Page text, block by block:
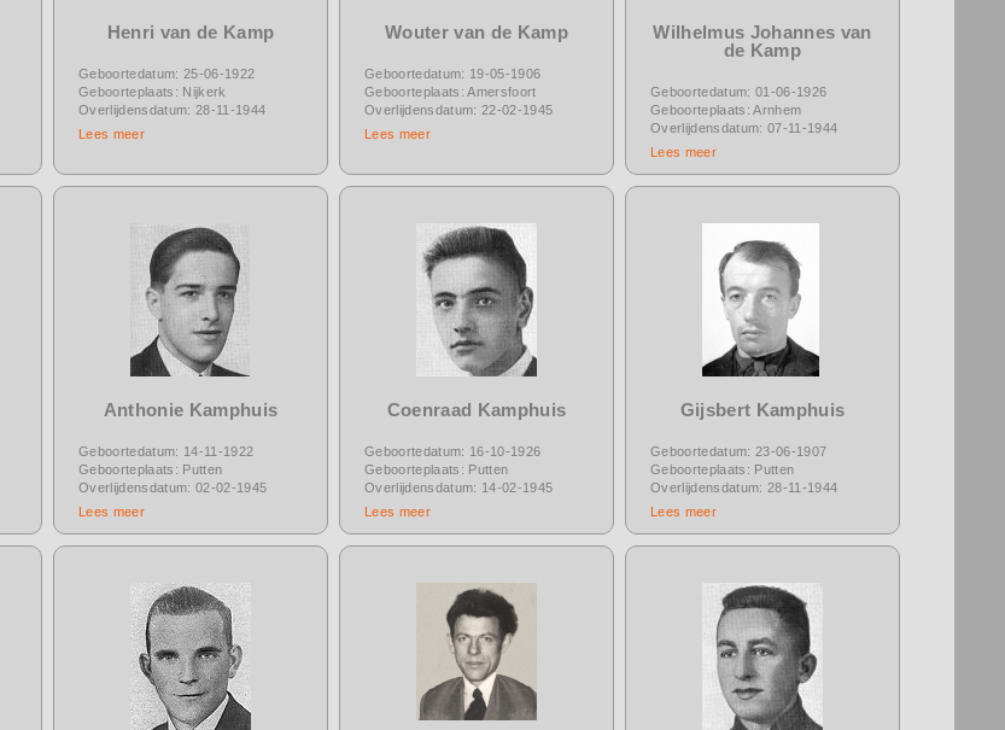
Henri van de Kamp
Geboortedatum: 25-06-1922
Geboorteplaats: Nijkerk
Overlijdensdatum: 28-11-1944
Lees meer
Wouter van de Kamp
Geboortedatum: 19-05-1906
Geboorteplaats: Amersfoort
Overlijdensdatum: 22-02-1945
Lees meer
Wilhelmus Johannes van
de Kamp
Geboortedatum: 01-06-1926
Geboorteplaats: Arnhem
Overlijdensdatum: 07-11-1944
Lees meer
Anthonie Kamphuis
Geboortedatum: 14-11-1922
Geboorteplaats: Putten
Overlijdensdatum: 02-02-1945
Lees meer
Coenraad Kamphuis
Geboortedatum: 16-10-1926
Geboorteplaats: Putten
Overlijdensdatum: 14-02-1945
Lees meer
Gijsbert Kamphuis
Geboortedatum: 23-06-1907
Geboorteplaats: Putten
Overlijdensdatum: 28-11-1944
Lees meer